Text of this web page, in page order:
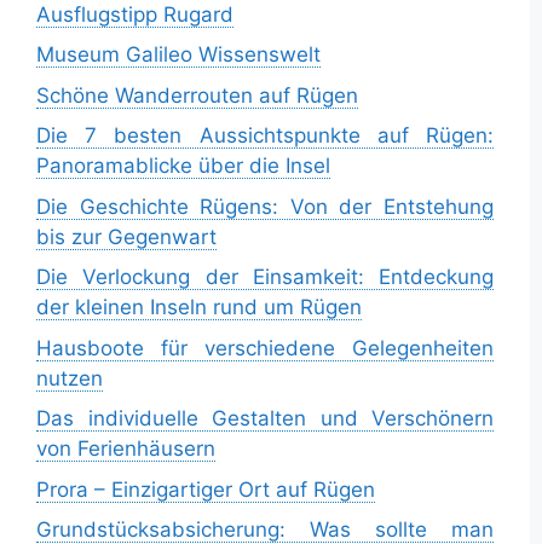
Ausflugstipp Rugard
Museum Galileo Wissenswelt
Schöne Wanderrouten auf Rügen
Die 7 besten Aussichtspunkte auf Rügen:
Panoramablicke über die Insel
Die Geschichte Rügens: Von der Entstehung
bis zur Gegenwart
Die Verlockung der Einsamkeit: Entdeckung
der kleinen Inseln rund um Rügen
Hausboote für verschiedene Gelegenheiten
nutzen
Das individuelle Gestalten und Verschönern
von Ferienhäusern
Prora – Einzigartiger Ort auf Rügen
Grundstücksabsicherung: Was sollte man